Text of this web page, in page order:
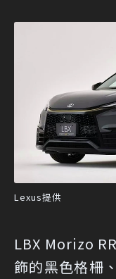
Lexus提供
LBX Morizo
飾的黑色格柵